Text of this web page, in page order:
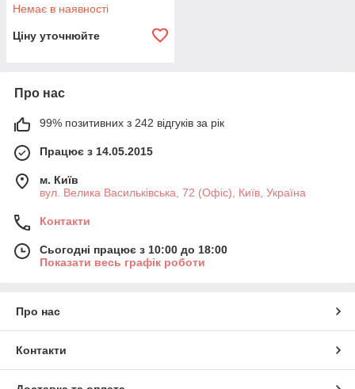
Немає в наявності
Ціну уточнюйте
Про нас
99% позитивних з 242 відгуків за рік
Працює з 14.05.2015
м. Київ
вул. Велика Васильківська, 72 (Офіс), Київ, Україна
Контакти
Сьогодні працює з 10:00 до 18:00
Показати весь графік роботи
Про нас
Контакти